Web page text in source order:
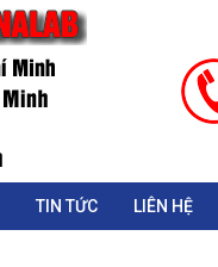
TIN TỨC LIÊN HỆ